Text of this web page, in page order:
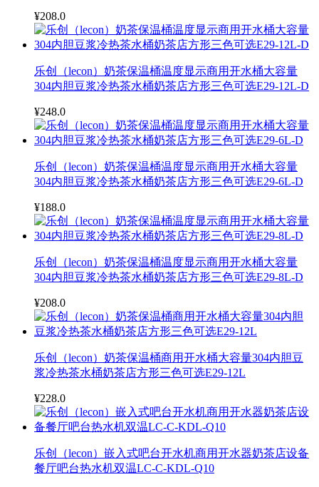
¥208.0
乐创（lecon）奶茶保温桶温度显示商用开水桶大容量
304内胆豆浆冷热茶水桶奶茶店方形三色可选E29-12L-D
¥248.0
乐创（lecon）奶茶保温桶温度显示商用开水桶大容量
304内胆豆浆冷热茶水桶奶茶店方形三色可选E29-6L-D
¥188.0
乐创（lecon）奶茶保温桶温度显示商用开水桶大容量
304内胆豆浆冷热茶水桶奶茶店方形三色可选E29-8L-D
¥208.0
乐创（lecon）奶茶保温桶商用开水桶大容量304内胆豆
浆冷热茶水桶奶茶店方形三色可选E29-12L
¥228.0
乐创（lecon）嵌入式吧台开水机商用开水器奶茶店设备
餐厅吧台热水机双温LC-C-KDL-Q10